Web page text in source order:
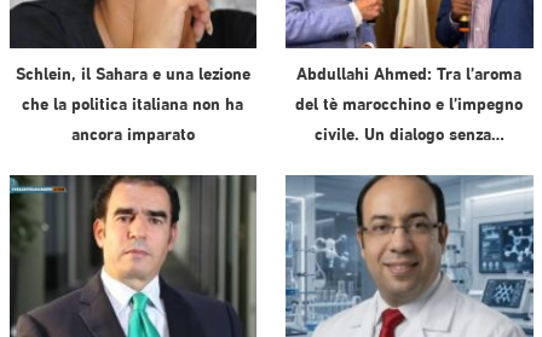
Schlein, il Sahara e una lezione
che la politica italiana non ha
ancora imparato
Abdullahi Ahmed: Tra l’aroma
del tè marocchino e l’impegno
civile. Un dialogo senza…